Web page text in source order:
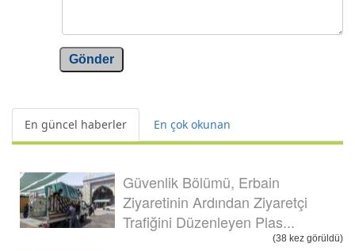
Gönder
En güncel haberler En çok okunan
Güvenlik Bölümü, Erbain
Ziyaretinin Ardından Ziyaretçi
Trafiğini Düzenleyen Plas...
(38 kez görüldü)